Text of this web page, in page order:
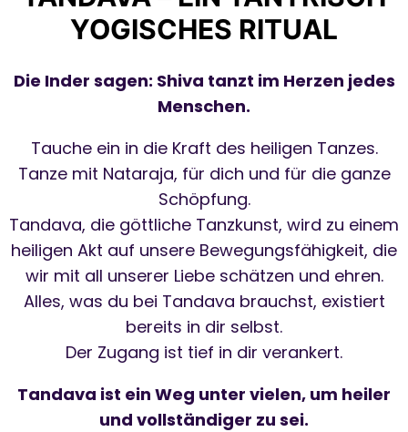
YOGISCHES RITUAL
Die Inder sagen: Shiva tanzt im Herzen jedes
Menschen.
Tauche ein in die Kraft des heiligen Tanzes.
Tanze mit Nataraja, für dich und für die ganze
Schöpfung.
Tandava, die göttliche Tanzkunst, wird zu einem
heiligen Akt auf unsere Bewegungsfähigkeit, die
wir mit all unserer Liebe schätzen und ehren.
Alles, was du bei Tandava brauchst, existiert
bereits in dir selbst.
Der Zugang ist tief in dir verankert.
Tandava ist ein Weg unter vielen, um heiler
und vollständiger zu sei.